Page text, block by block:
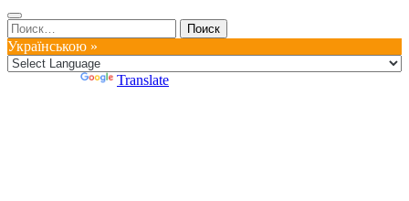
Найти:
Українською »
Translate